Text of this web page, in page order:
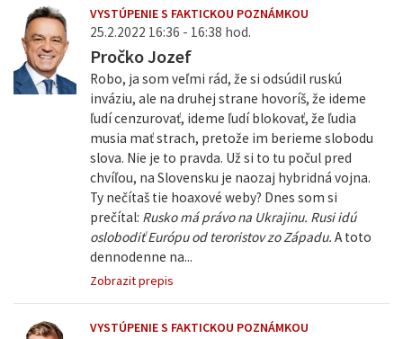
VYSTÚPENIE S FAKTICKOU POZNÁMKOU
25.2.2022 16:36 - 16:38 hod.
Pročko Jozef
Robo, ja som veľmi rád, že si odsúdil ruskú
inváziu, ale na druhej strane hovoríš, že ideme
ľudí cenzurovať, ideme ľudí blokovať, že ľudia
musia mať strach, pretože im berieme slobodu
slova. Nie je to pravda. Už si to tu počul pred
chvíľou, na Slovensku je naozaj hybridná vojna.
Ty nečítaš tie hoaxové weby? Dnes som si
prečítal: Rusko má právo na Ukrajinu. Rusi idú
oslobodiť Európu od teroristov zo Západu. A toto
dennodenne na...
Zobrazit prepis
VYSTÚPENIE S FAKTICKOU POZNÁMKOU